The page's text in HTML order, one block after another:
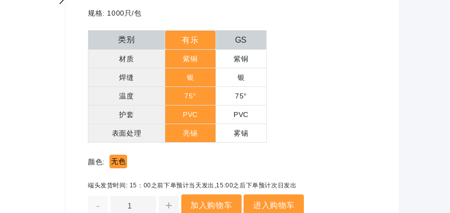
规格: 1000只/包
类别 有乐 GS
材质 紫铜 紫铜
焊缝 银 银
温度 75° 75°
护套 PVC PVC
表面处理 亮锡 雾锡
颜色: 无色
端头发货时间: 15：00之前下单预计当天发出,15:00之后下单预计次日发出
- + 加入购物车 进入购物车